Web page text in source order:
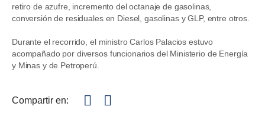
retiro de azufre, incremento del octanaje de gasolinas,
conversión de residuales en Diesel, gasolinas y GLP, entre otros.
Durante el recorrido, el ministro Carlos Palacios estuvo
acompañado por diversos funcionarios del Ministerio de Energía
y Minas y de Petroperú.
Compartir en: